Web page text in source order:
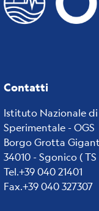
Contatti
Istituto Nazionale
Sperimentale - OGS
Borgo Grotta
34010 - Sgonico (
Tel.+39 040 21401
Fax.+39 040 327307